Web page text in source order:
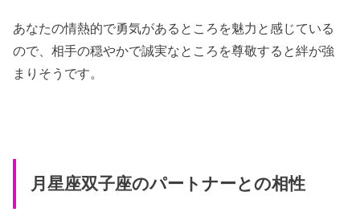
あなたの情熱的で勇気があるところを魅力と感じている
ので、相手の穏やかで誠実なところを尊敬すると絆が強
まりそうです。
月星座双子座のパートナーとの相性